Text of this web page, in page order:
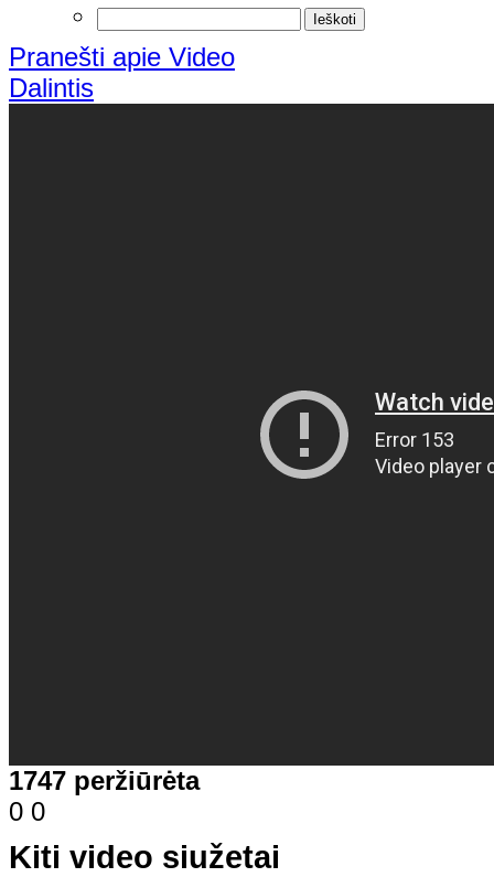
Pranešti apie Video
Dalintis
1747 peržiūrėta
0 0
Kiti video siužetai